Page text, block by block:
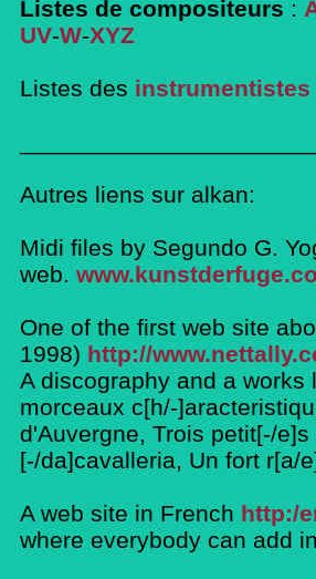
Listes de compositeurs :
UV-W-XYZ
Listes des
Autres liens sur alkan:
Midi files by Segundo G.
web.
One of the first web site
1998) http://
A discography and a
morceaux c[h/-
d'Auvergne, Trois petit[-/
[-/da]cavalleria, Un fort r[a/
A web site in French http:/
where everybody can add